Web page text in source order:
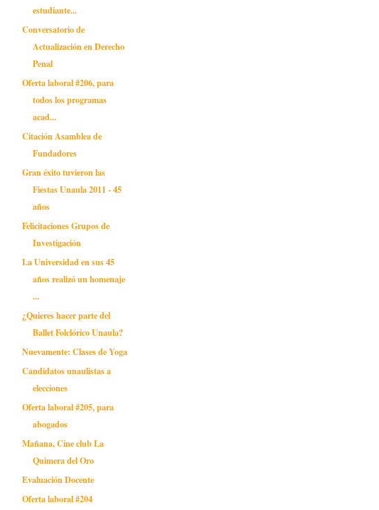
estudiante...
Conversatorio de
Actualización en Derecho
Penal
Oferta laboral #206, para
todos los programas
acad...
Citación Asamblea de
Fundadores
Gran éxito tuvieron las
Fiestas Unaula 2011 - 45
años
Felicitaciones Grupos de
Investigación
La Universidad en sus 45
años realizó un homenaje
...
¿Quieres hacer parte del
Ballet Folclórico Unaula?
Nuevamente: Clases de Yoga
Candidatos unaulistas a
elecciones
Oferta laboral #205, para
abogados
Mañana, Cine club La
Quimera del Oro
Evaluación Docente
Oferta laboral #204